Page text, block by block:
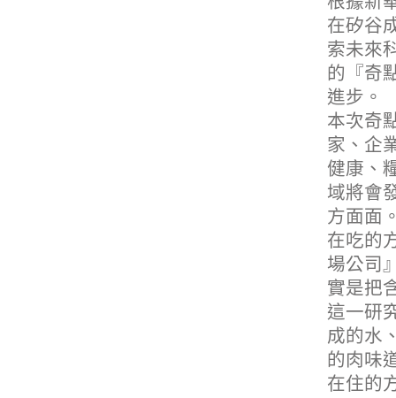
在矽谷
索未來
的『奇
進步。
本次奇
家、企
健康、
域將會
方面面
在吃的
場公司
實是把
這一研
成的水
的肉味
在住的